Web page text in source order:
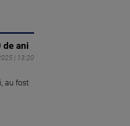
de ani
| 13:20
au fost